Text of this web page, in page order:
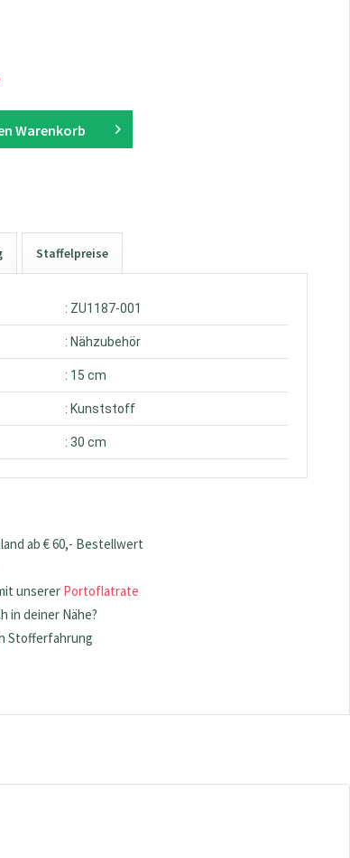
Warenkorb
Staffelpreise
: ZU1187-001
: Nähzubehör
: 15 cm
: Kunststoff
: 30 cm
ab € 60,- Bestellwert
unserer Portoflatrate
in deiner Nähe?
Stofferfahrung